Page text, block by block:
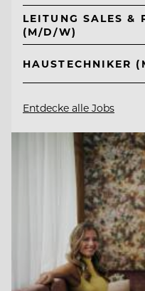
LEITUNG SALES &
(M/D/W)
HAUSTECHNIKER
Entdecke alle Jobs